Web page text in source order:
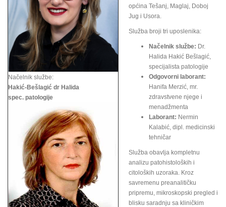
Načelnik službe:
Hakić-Bešlagić dr Halida
spec. patologije
općina Tešanj, Maglaj, Doboj
Jug i Usora.
Služba broji tri uposlenika:
Načelnik službe: Dr.
Halida Hakić Bešlagić,
specijalista patologije
Odgovorni laborant:
Hanifa Merzić, mr.
zdravstvene njege i
menadžmenta
Laborant: Nermin
Kalabić, dipl. medicinski
tehničar
Služba obavlja kompletnu
analizu patohistoloških i
citoloških uzoraka. Kroz
savremenu preanalitičku
pripremu, mikroskopski pregled i
blisku saradnju sa kliničkim